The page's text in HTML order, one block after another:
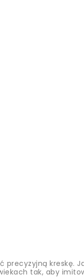
kreskę.
tak, aby